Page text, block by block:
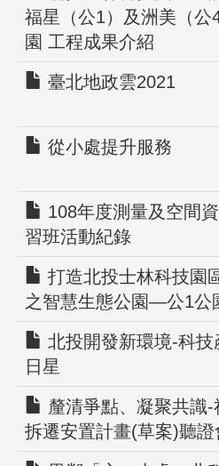
福星（公1）及洲美（公
園 工程成果介紹
臺北地政雲2021
從小處提升服務
108年度測量及空間
習班活動紀錄
打造北投士林科技園
之智慧生態公園—公1公
北投開發新環境-科技
日星
釐清爭點、凝聚共識-
拆遷安置計畫(草案)聽證